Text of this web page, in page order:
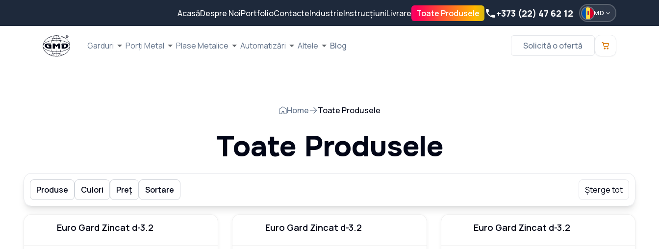
AcasăDespre NoiPortfolioContacteIndustrieInstrucțiuniLivrare Toate Produsele +373 (22) 47 62 12 MD
Garduri Porți Metal Plase Metalice Automatizări Altele Blog Solicită o ofertă
Home Toate Produsele
Toate Produsele
Produse Culori Preț Sortare Șterge tot
Euro Gard Zincat d-3.2 Euro Gard Zincat d-3.2 Euro Gard Zincat d-3.2